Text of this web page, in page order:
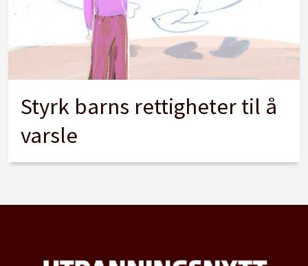
Styrk barns rettigheter til å
varsle